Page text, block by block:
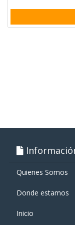
Quienes Somos
Donde estamos
Inicio